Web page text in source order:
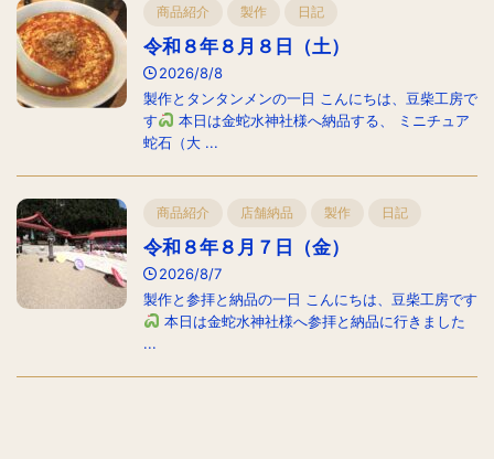
商品紹介 製作 日記
令和８年８月８日（土）
2026/8/8
製作とタンタンメンの一日 こんにちは、豆柴工房で
す
本日は金蛇水神社様へ納品する、 ミニチュア
蛇石（大 ...
商品紹介 店舗納品 製作 日記
令和８年８月７日（金）
2026/8/7
製作と参拝と納品の一日 こんにちは、豆柴工房です
本日は金蛇水神社様へ参拝と納品に行きました
...